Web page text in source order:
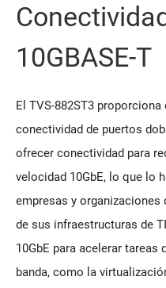
10GBASE-T
El TVS-882ST3
conectividad de puertos
ofrecer conectividad para
velocidad 10GbE, lo que lo
empresas y organizaciones
de sus infraestructuras de
10GbE para acelerar tareas
banda, como la